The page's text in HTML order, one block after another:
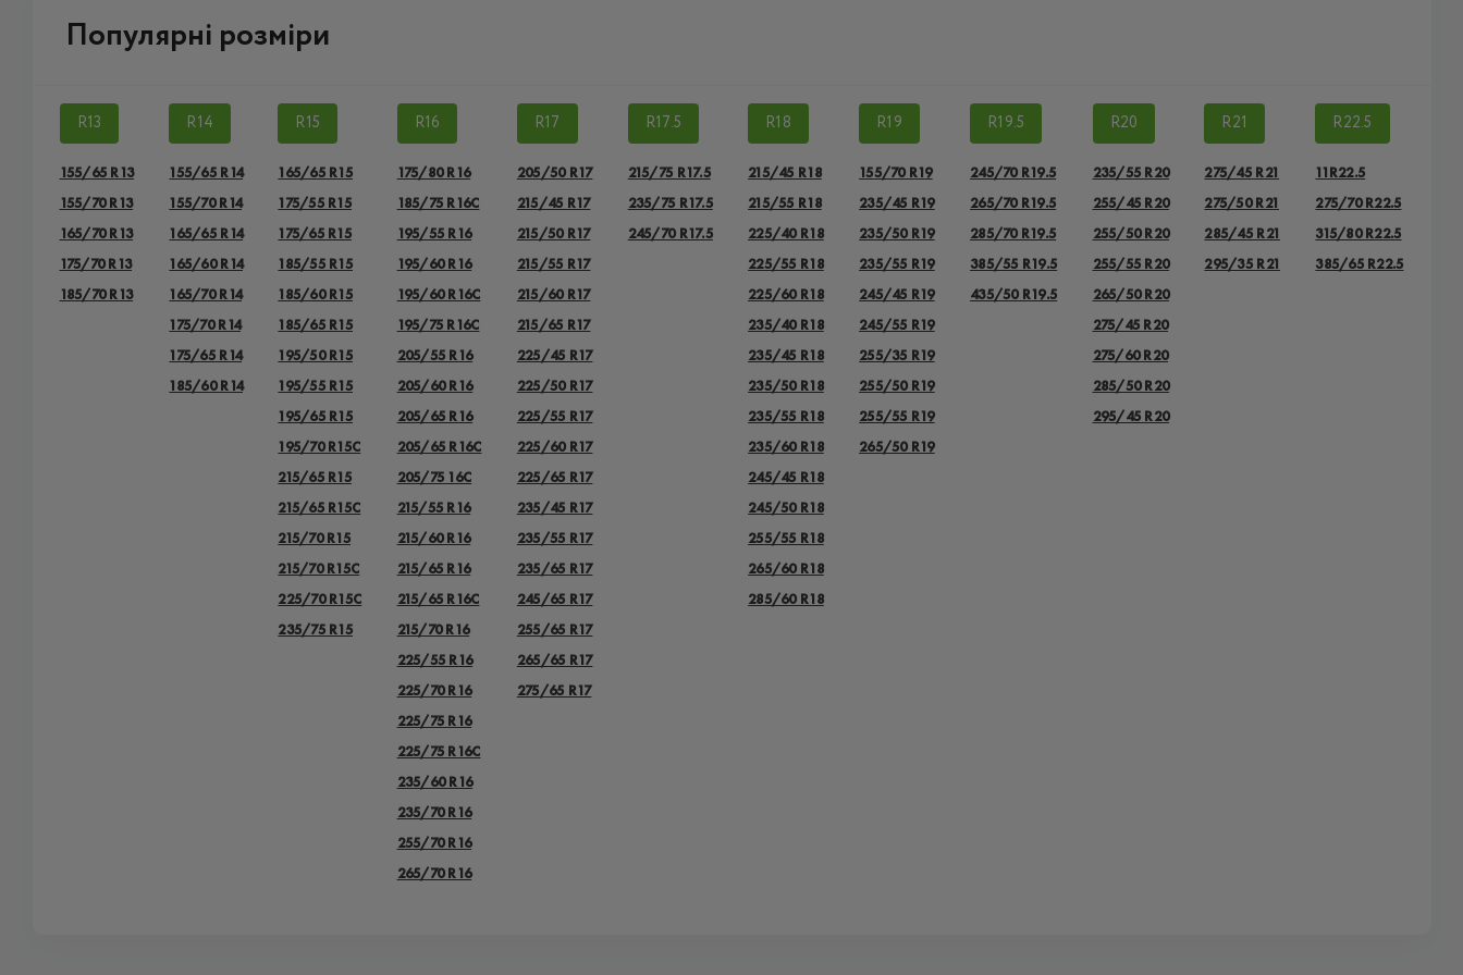
Популярні розміри
R13
155/65 R13
155/70 R13
165/70 R13
175/70 R13
185/70 R13
R14
155/65 R14
155/70 R14
165/65 R14
165/60 R14
165/70 R14
175/70 R14
175/65 R14
185/60 R14
R15
165/65 R15
175/55 R15
175/65 R15
185/55 R15
185/60 R15
185/65 R15
195/50 R15
195/55 R15
195/65 R15
195/70 R15C
215/65 R15
215/65 R15C
215/70 R15
215/70 R15C
225/70 R15C
235/75 R15
R16
175/80 R16
185/75 R16C
195/55 R16
195/60 R16
195/60 R16C
195/75 R16C
205/55 R16
205/60 R16
205/65 R16
205/65 R16C
205/75 16C
215/55 R16
215/60 R16
215/65 R16
215/65 R16C
215/70 R16
225/55 R16
225/70 R16
225/75 R16
225/75 R16С
235/60 R16
235/70 R16
255/70 R16
265/70 R16
R17
205/50 R17
215/45 R17
215/50 R17
215/55 R17
215/60 R17
215/65 R17
225/45 R17
225/50 R17
225/55 R17
225/60 R17
225/65 R17
235/45 R17
235/55 R17
235/65 R17
245/65 R17
255/65 R17
265/65 R17
275/65 R17
R17.5
215/75 R17.5
235/75 R17.5
245/70 R17.5
R18
215/45 R18
215/55 R18
225/40 R18
225/55 R18
225/60 R18
235/40 R18
235/45 R18
235/50 R18
235/55 R18
235/60 R18
245/45 R18
245/50 R18
255/55 R18
265/60 R18
285/60 R18
R19
155/70 R19
235/45 R19
235/50 R19
235/55 R19
245/45 R19
245/55 R19
255/35 R19
255/50 R19
255/55 R19
265/50 R19
R19.5
245/70 R19.5
265/70 R19.5
285/70 R19.5
385/55 R19.5
435/50 R19.5
R20
235/55 R20
255/45 R20
255/50 R20
255/55 R20
265/50 R20
275/45 R20
275/60 R20
285/50 R20
295/45 R20
R21
275/45 R21
275/50 R21
285/45 R21
295/35 R21
R22.5
11R22.5
275/70 R22.5
315/80 R22.5
385/65 R22.5